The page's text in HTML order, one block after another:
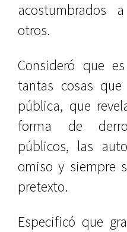
acostumbrados
otros.
Consideró que
tantas cosas
pública, que
forma de
públicos, las
omiso y siempre
pretexto.
Especificó que